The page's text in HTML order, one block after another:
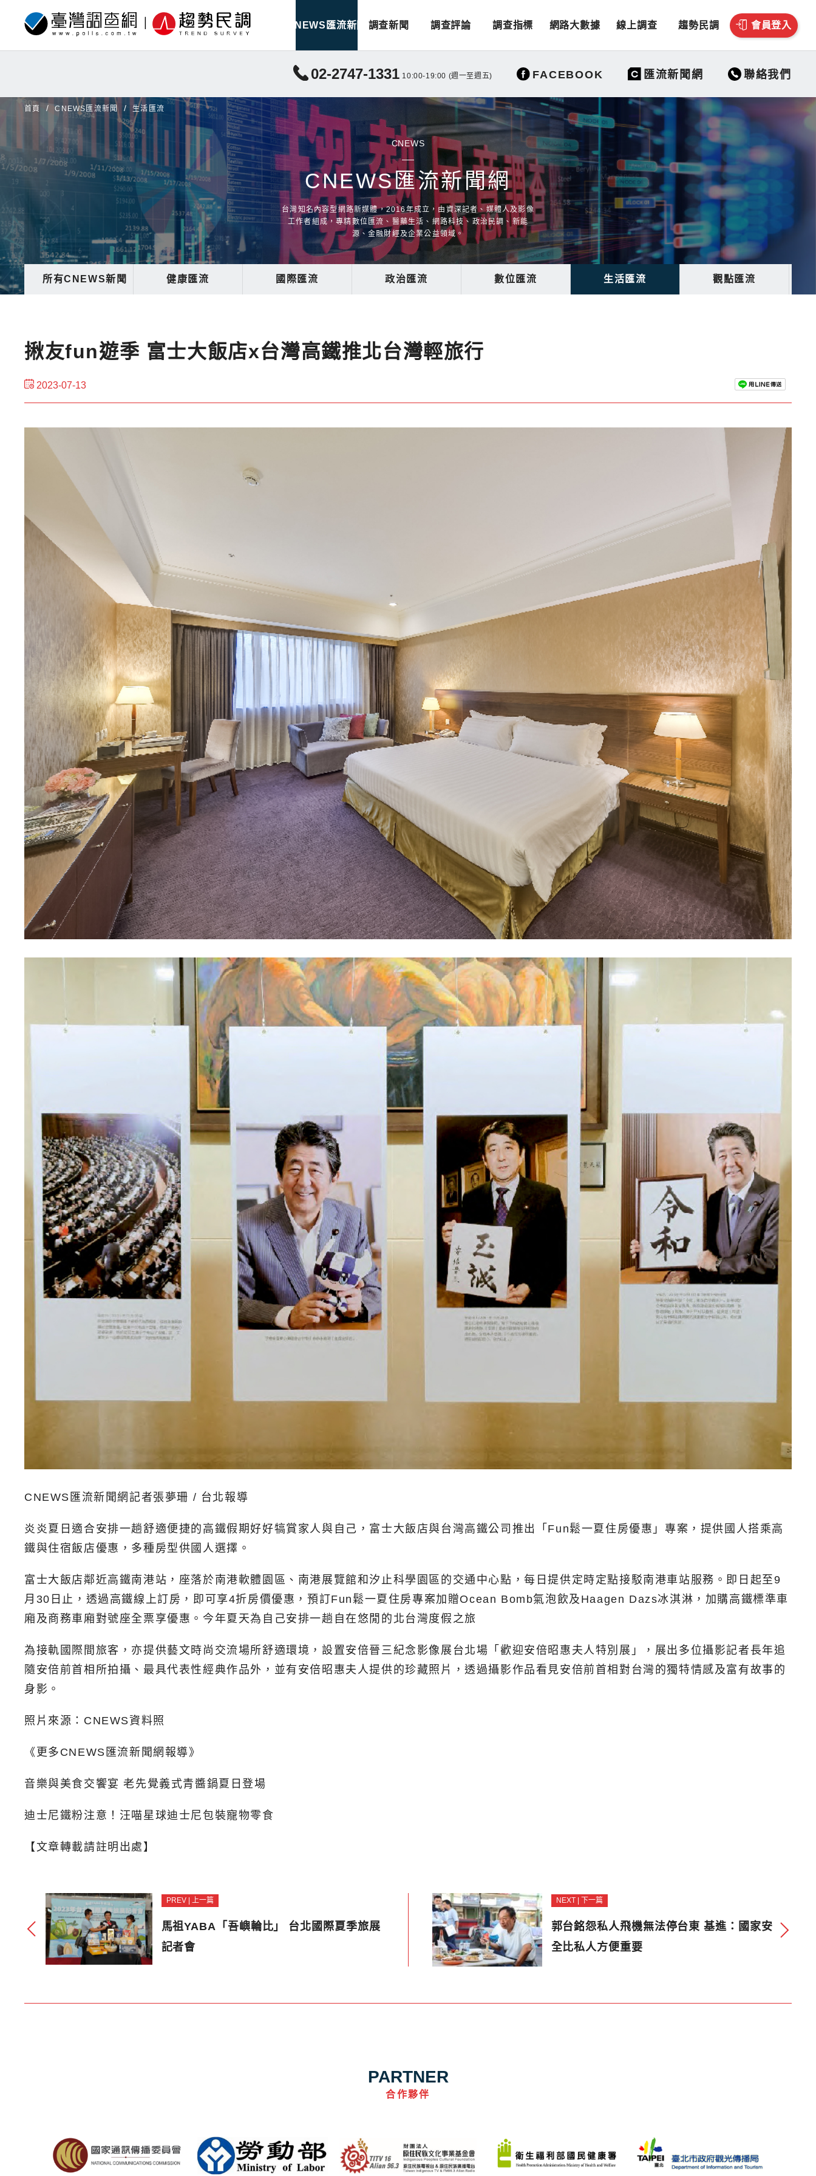
CNEWS匯流新聞 調查新聞 調查評論 調查指標 網路大數據 線上調查 趨勢民調 會員登入
02-2747-1331 10:00-19:00 (週一至週五) FACEBOOK 匯流新聞網 聯絡我們
首頁 CNEWS匯流新聞 生活匯流
CNEWS
CNEWS匯流新聞網
台灣知名內容型網路新媒體，2016年成立，由資深記者、媒體人及影像
工作者組成，專精數位匯流、醫藥生活、網路科技、政治民調、新能
源、金融財經及企業公益領域。
所有CNEWS新聞 健康匯流 國際匯流 政治匯流 數位匯流 生活匯流 觀點匯流
揪友fun遊季 富士大飯店x台灣高鐵推北台灣輕旅行
2023-07-13
CNEWS匯流新聞網記者張夢珊 / 台北報導
炎炎夏日適合安排一趟舒適便捷的高鐵假期好好犒賞家人與自己，富士大飯店與台灣高鐵公司推出「Fun鬆一夏住房優惠」專案，提供國人搭乘高
鐵與住宿飯店優惠，多種房型供國人選擇。
富士大飯店鄰近高鐵南港站，座落於南港軟體園區、南港展覽館和汐止科學園區的交通中心點，每日提供定時定點接駁南港車站服務。即日起至9
月30日止，透過高鐵線上訂房，即可享4折房價優惠，預訂Fun鬆一夏住房專案加贈Ocean Bomb氣泡飲及Haagen Dazs冰淇淋，加購高鐵標準車
廂及商務車廂對號座全票享優惠。今年夏天為自己安排一趟自在悠閒的北台灣度假之旅
為接軌國際間旅客，亦提供藝文時尚交流場所舒適環境，設置安倍晉三紀念影像展台北場「歡迎安倍昭惠夫人特別展」，展出多位攝影記者長年追
隨安倍前首相所拍攝、最具代表性經典作品外，並有安倍昭惠夫人提供的珍藏照片，透過攝影作品看見安倍前首相對台灣的獨特情感及富有故事的
身影。
照片來源：CNEWS資料照
《更多CNEWS匯流新聞網報導》
音樂與美食交饗宴 老先覺義式青醬鍋夏日登場
迪士尼鐵粉注意！汪喵星球迪士尼包裝寵物零食
【文章轉載請註明出處】
PREV | 上一篇
馬祖YABA「吾嶼輪比」 台北國際夏季旅展
記者會
NEXT | 下一篇
郭台銘怨私人飛機無法停台東 基進：國家安
全比私人方便重要
PARTNER
合作夥伴